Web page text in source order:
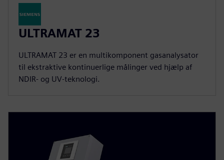
ULTRAMAT 23
ULTRAMAT 23 er en multikomponent gasanalysator
til ekstraktive kontinuerlige målinger ved hjælp af
NDIR- og UV-teknologi.